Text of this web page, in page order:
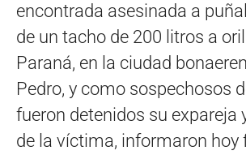
encontrada asesinada a
de un tacho de 200 litros a
Paraná, en la ciudad
Pedro, y como sospechosos
fueron detenidos su expareja
de la víctima, informaron hoy